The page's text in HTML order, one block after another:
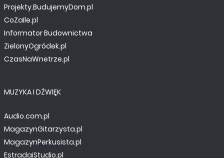
Projekty.BudujemyDom.pl
CoZaIle.pl
Informator Budownictwa
ZielonyOgródek.pl
CzasNaWnetrze.pl
MUZYKA I DŹWIĘK
Audio.com.pl
MagazynGitarzysta.pl
MagazynPerkusista.pl
EstradaiStudio.pl